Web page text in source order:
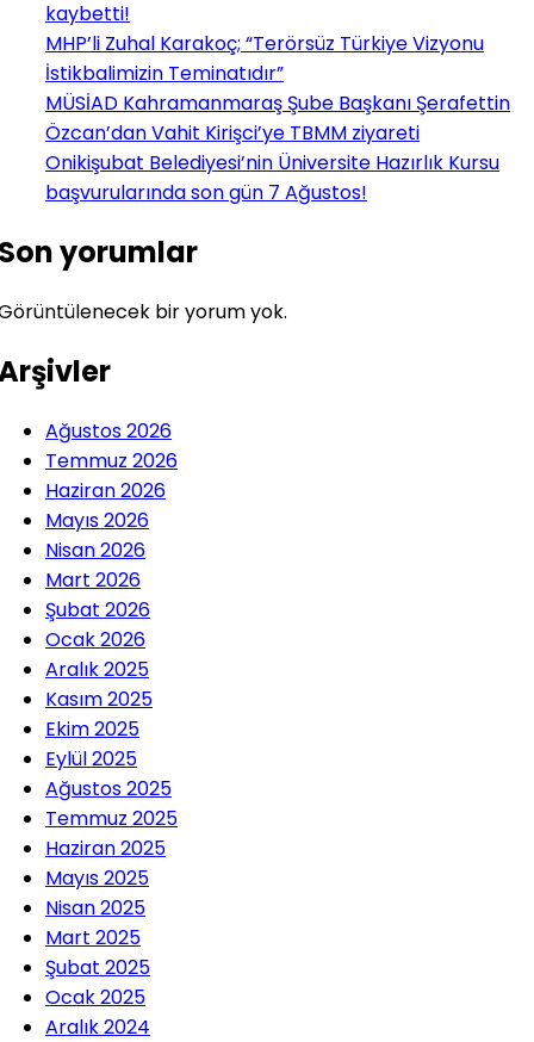
kaybetti!
MHP’li Zuhal Karakoç; “Terörsüz Türkiye Vizyonu
İstikbalimizin Teminatıdır”
MÜSİAD Kahramanmaraş Şube Başkanı Şerafettin
Özcan’dan Vahit Kirişci’ye TBMM ziyareti
Onikişubat Belediyesi’nin Üniversite Hazırlık Kursu
başvurularında son gün 7 Ağustos!
yorumlar
bir yorum yok.
Ağustos 2026
Temmuz 2026
Haziran 2026
Mayıs 2026
Nisan 2026
Mart 2026
Şubat 2026
Ocak 2026
Aralık 2025
Kasım 2025
Ekim 2025
Eylül 2025
Ağustos 2025
Temmuz 2025
Haziran 2025
Mayıs 2025
Nisan 2025
Mart 2025
Şubat 2025
Ocak 2025
Aralık 2024